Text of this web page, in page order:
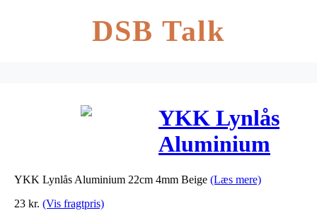
DSB Talk
YKK Lynlås
Aluminium
22cm 4mm
YKK Lynlås Aluminium 22cm 4mm Beige (Læs mere)
23 kr. (Vis fragtpris)